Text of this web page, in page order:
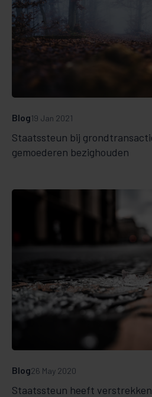
Staatssteun bij
gemoederen bezighouden
Blog19 Jan 2021
Staatssteun heeft
Blog26 May 2020